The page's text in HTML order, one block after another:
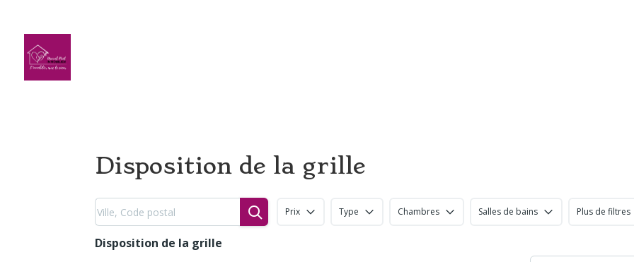
Disposition de la grille
Prix Type Chambres Salles de bains Plus de filtres
Disposition de la grille